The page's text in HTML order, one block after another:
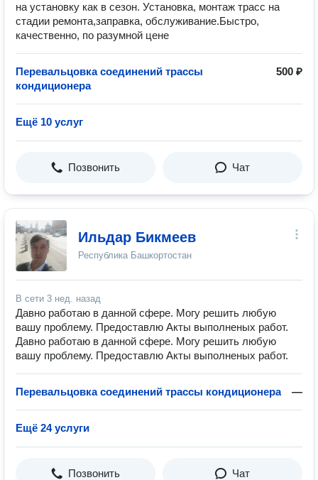
на установку как в сезон. Установка, монтаж трасс на
стадии ремонта,заправка, обслуживание.Быстро,
качественно, по разумной цене
Перевальцовка соединений трассы
кондиционера
500 ₽
Ещё 10 услуг
Позвонить Чат
Ильдар Бикмеев
Республика Башкортостан
В сети 3 нед. назад
Давно работаю в данной сфере. Могу решить любую
вашу проблему. Предоставлю Акты выполненых работ.
Давно работаю в данной сфере. Могу решить любую
вашу проблему. Предоставлю Акты выполненых работ.
Перевальцовка соединений трассы кондиционера —
Ещё 24 услуги
Позвонить Чат